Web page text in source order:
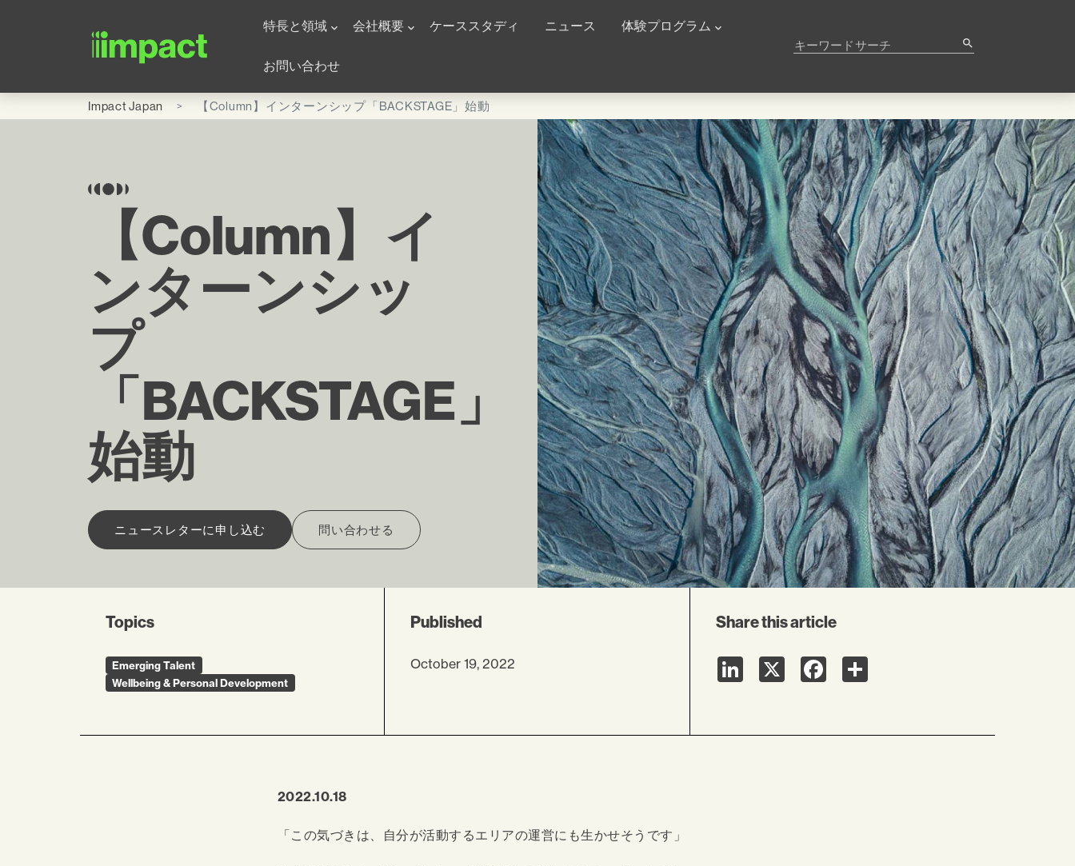
キーワードサーチ search
特長と領域
会社概要 ケーススタディ ニュース 体験プログラム
お問い合わせ
Impact Japan 【Column】インターンシップ「BACKSTAGE」始動
【Column】イ
ンターンシッ
プ
「BACKSTAGE」
始動
ニュースレターに申し込む 問い合わせる
Topics
Emerging Talent
Wellbeing & Personal Development
Published
October 19, 2022
Share this article
LinkedInX FacebookShare
2022.10.18
「この気づきは、自分が活動するエリアの運営にも生かせそうです」